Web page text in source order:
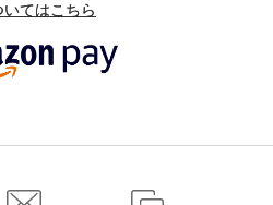
てはこちら